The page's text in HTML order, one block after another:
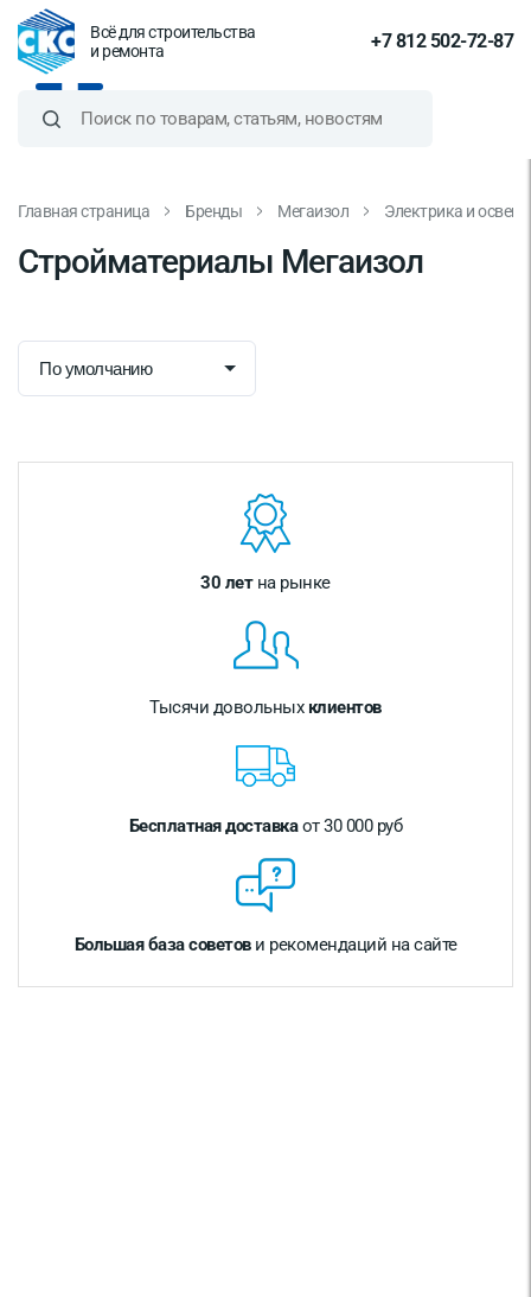
Всё для строительства
и ремонта
+7 812 502-72-87
Главная страница Бренды Мегаизол Электрика и
Стройматериалы Мегаизол
30 летна рынке
Тысячи довольных клиентов
Бесплатная доставкаот 30 000 руб
Большая база советови рекомендаций на сайте